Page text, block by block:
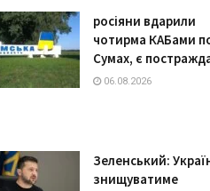
росіяни вдарили
чотирма КАБами
Сумах, є
06.08.2026
Зеленський:
знищуватиме